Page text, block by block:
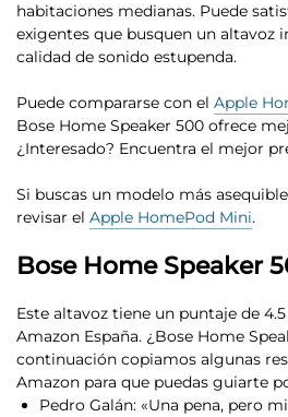
habitaciones medianas. Puede
exigentes que busquen un altavoz
calidad de sonido estupenda.
Puede compararse con el Apple
Bose Home Speaker 500 ofrece
¿Interesado? Encuentra el mejor
Si buscas un modelo más
revisar el Apple HomePod Mini.
Bose Home Speaker
Este altavoz tiene un puntaje de
Amazon España. ¿Bose Home
continuación copiamos algunas
Amazon para que puedas guiarte
Pedro Galán: «Una pena, pero